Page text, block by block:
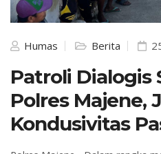
Humas Berita
Patroli Dialogis
Polres Majene,
Kondusivitas